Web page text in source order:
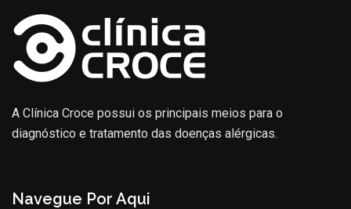
A Clínica Croce possui os principais meios para o
diagnóstico e tratamento das doenças alérgicas.
Navegue Por Aqui